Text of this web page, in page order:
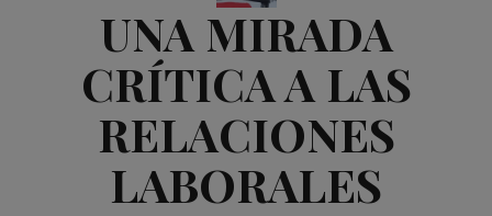
UNA MIRADA
CRÍTICA A LAS
RELACIONES
LABORALES